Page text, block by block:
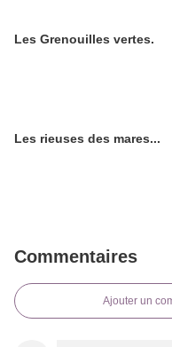
Les Grenouilles vertes.
Les rieuses des mares...
Commentaires
Ajouter un